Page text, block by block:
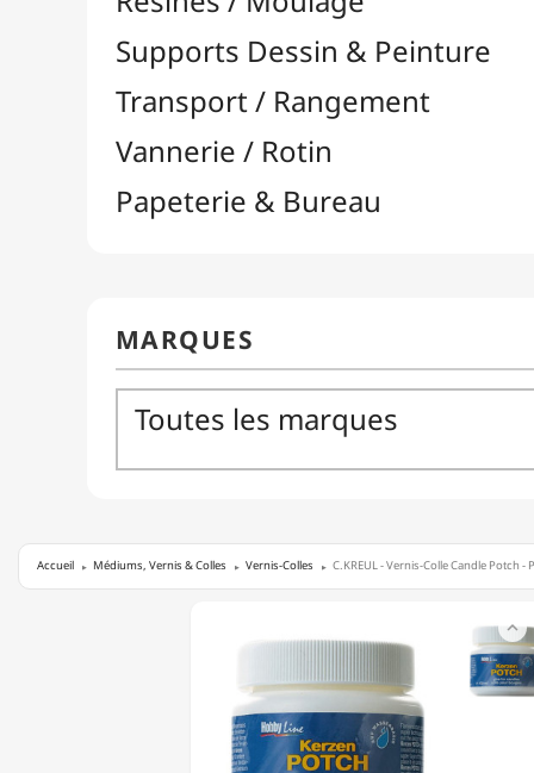
Accueil Médiums, Vernis & Colles Vernis-Colles C.KREUL - Vernis-Colle Candle Potch -
